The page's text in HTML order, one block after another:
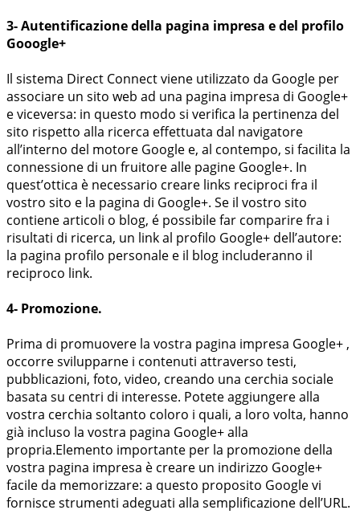
3- Autentificazione della pagina impresa e del profilo
Gooogle+
Il sistema Direct Connect viene utilizzato da Google per
associare un sito web ad una pagina impresa di Google+
e viceversa: in questo modo si verifica la pertinenza del
sito rispetto alla ricerca effettuata dal navigatore
all’interno del motore Google e, al contempo, si facilita la
connessione di un fruitore alle pagine Google+. In
quest’ottica è necessario creare links reciproci fra il
vostro sito e la pagina di Google+. Se il vostro sito
contiene articoli o blog, é possibile far comparire fra i
risultati di ricerca, un link al profilo Google+ dell’autore:
la pagina profilo personale e il blog includeranno il
reciproco link.
4- Promozione.
Prima di promuovere la vostra pagina impresa Google+ ,
occorre svilupparne i contenuti attraverso testi,
pubblicazioni, foto, video, creando una cerchia sociale
basata su centri di interesse. Potete aggiungere alla
vostra cerchia soltanto coloro i quali, a loro volta, hanno
già incluso la vostra pagina Google+ alla
propria.Elemento importante per la promozione della
vostra pagina impresa è creare un indirizzo Google+
facile da memorizzare: a questo proposito Google vi
fornisce strumenti adeguati alla semplificazione dell’URL.